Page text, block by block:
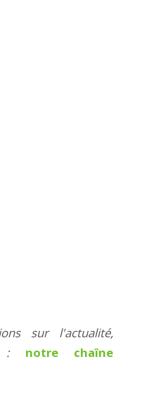
sur l'actualité,
: notre chaîne